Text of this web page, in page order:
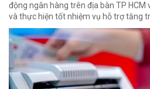
động ngân hàng trên địa bàn TP HCM
và thực hiện tốt nhiệm vụ hỗ trợ tăng